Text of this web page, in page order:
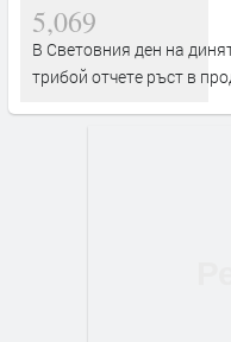
5,069
В Световния ден на
трибой отчете ръст в